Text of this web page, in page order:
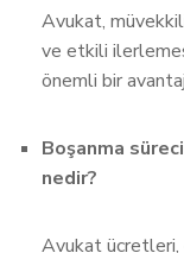
Avukat,
ve etkili
önemli bir
Boşanma
nedir?
Avukat ücretleri,